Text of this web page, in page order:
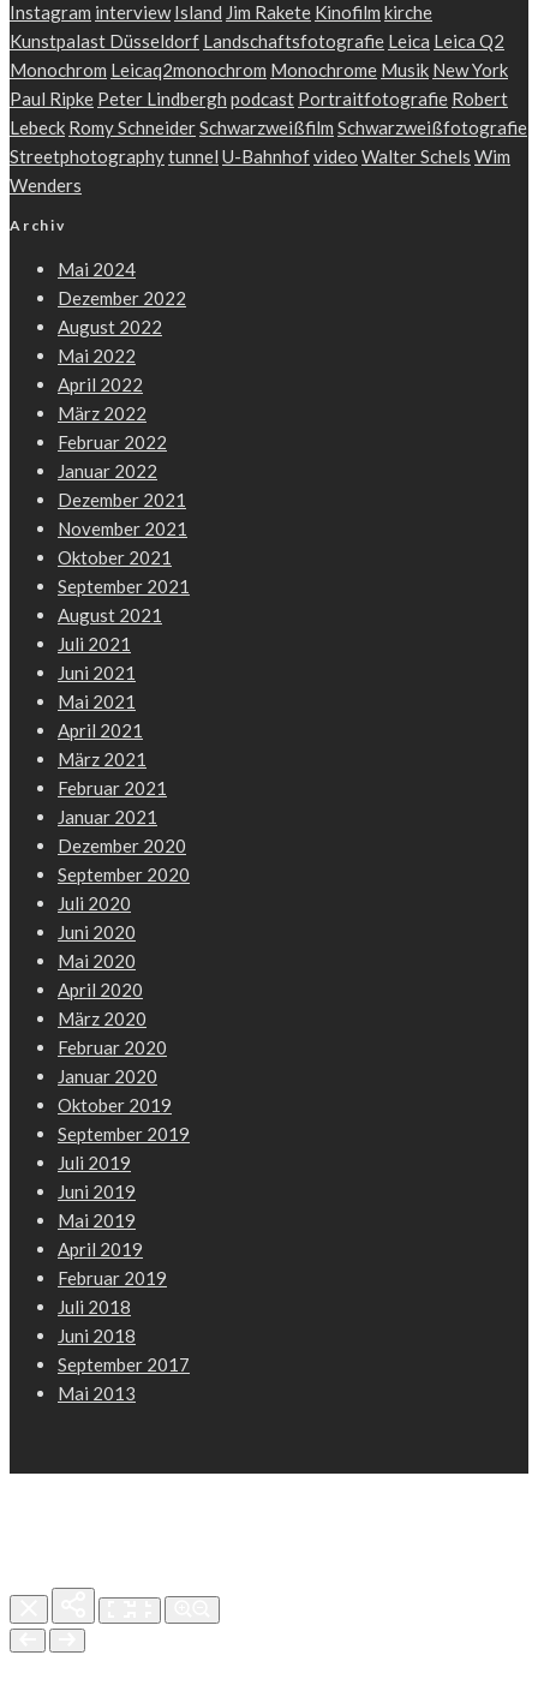
Instagram interview Island Jim Rakete Kinofilm kirche
Kunstpalast Düsseldorf Landschaftsfotografie Leica Leica Q2
Monochrom Leicaq2monochrom Monochrome Musik New York
Paul Ripke Peter Lindbergh podcast Portraitfotografie Robert
Lebeck Romy SchneiderSchwarzweißfilm Schwarzweißfotografie
Streetphotographytunnel U-Bahnhofvideo Walter Schels Wim
Wenders
Archiv
Mai 2024
Dezember 2022
August 2022
Mai 2022
April 2022
März 2022
Februar 2022
Januar 2022
Dezember 2021
November 2021
Oktober 2021
September 2021
August 2021
Juli 2021
Juni 2021
Mai 2021
April 2021
März 2021
Februar 2021
Januar 2021
Dezember 2020
September 2020
Juli 2020
Juni 2020
Mai 2020
April 2020
März 2020
Februar 2020
Januar 2020
Oktober 2019
September 2019
Juli 2019
Juni 2019
Mai 2019
April 2019
Februar 2019
Juli 2018
Juni 2018
September 2017
Mai 2013